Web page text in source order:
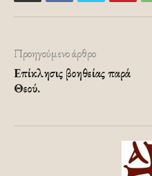
Προηγούμενο άρθρο
Επίκλησις βοηθείας παρά
Θεού.